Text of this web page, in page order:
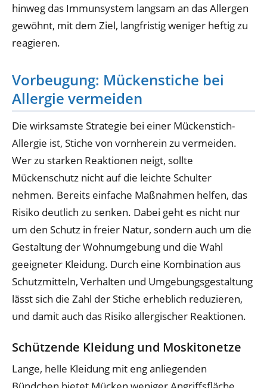
hinweg das Immunsystem langsam an das Allergen
gewöhnt, mit dem Ziel, langfristig weniger heftig zu
reagieren.
Vorbeugung: Mückenstiche bei
Allergie vermeiden
Die wirksamste Strategie bei einer Mückenstich-
Allergie ist, Stiche von vornherein zu vermeiden.
Wer zu starken Reaktionen neigt, sollte
Mückenschutz nicht auf die leichte Schulter
nehmen. Bereits einfache Maßnahmen helfen, das
Risiko deutlich zu senken. Dabei geht es nicht nur
um den Schutz in freier Natur, sondern auch um die
Gestaltung der Wohnumgebung und die Wahl
geeigneter Kleidung. Durch eine Kombination aus
Schutzmitteln, Verhalten und Umgebungsgestaltung
lässt sich die Zahl der Stiche erheblich reduzieren,
und damit auch das Risiko allergischer Reaktionen.
Schützende Kleidung und Moskitonetze
Lange, helle Kleidung mit eng anliegenden